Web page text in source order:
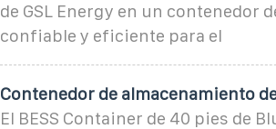
de GSL Energy en un contenedor
confiable y eficiente para el
Contenedor de almacenamiento
El BESS Container de 40 pies de